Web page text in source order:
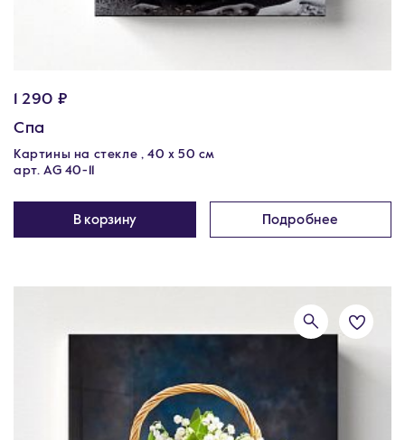
1 290 ₽
Спа
Картины на стекле , 40 х 50 см
арт. AG 40-11
В корзину Подробнее